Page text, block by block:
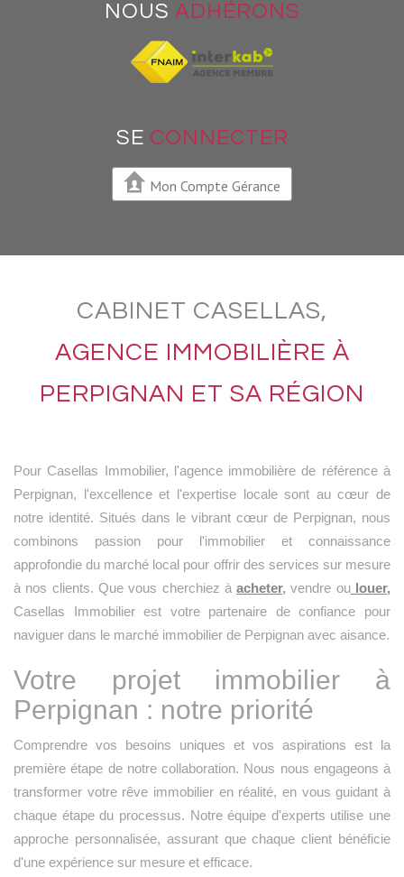
NOUS ADHÉRONS
SE CONNECTER
Mon Compte Gérance
CABINET CASELLAS,
AGENCE IMMOBILIÈRE À
PERPIGNAN ET SA RÉGION
Pour Casellas Immobilier, l'agence immobilière de référence à
Perpignan, l'excellence et l'expertise locale sont au cœur de
notre identité. Situés dans le vibrant cœur de Perpignan, nous
combinons passion pour l'immobilier et connaissance
approfondie du marché local pour offrir des services sur mesure
à nos clients. Que vous cherchiez àacheter, vendre oulouer,
Casellas Immobilier est votre partenaire de confiance pour
naviguer dans le marché immobilier de Perpignan avec aisance.
Votre projet immobilier à
Perpignan : notre priorité
Comprendre vos besoins uniques et vos aspirations est la
première étape de notre collaboration. Nous nous engageons à
transformer votre rêve immobilier en réalité, en vous guidant à
chaque étape du processus. Notre équipe d'experts utilise une
approche personnalisée, assurant que chaque client bénéficie
d'une expérience sur mesure et efficace.